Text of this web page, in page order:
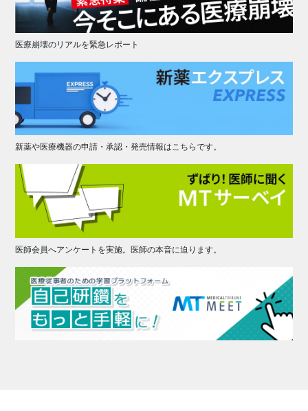
医療崩壊のリアルを緊急レポート
新薬や医療機器の申請・承認・発売情報はこちらです。
医師会員へアンケートを実施。医師の本音に迫ります。